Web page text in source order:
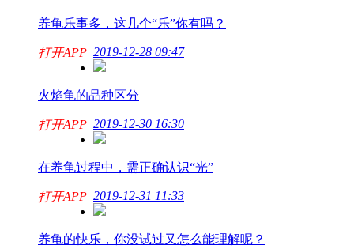
养龟乐事多，这几个“乐”你有吗？
2019-12-28 09:47
打开APP
火焰龟的品种区分
2019-12-30 16:30
打开APP
在养龟过程中，需正确认识“光”
2019-12-31 11:33
打开APP
养龟的快乐，你没试过又怎么能理解呢？